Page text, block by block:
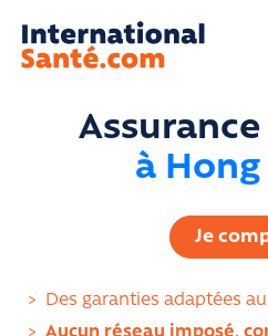
à
Je
>
Des garanties adaptées
> Aucun réseau imposé,